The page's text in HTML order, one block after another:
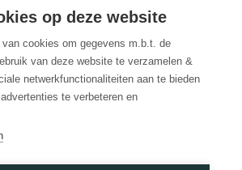
op deze website
cookies om gegevens m.b.t. de
van deze website te verzamelen &
netwerkfunctionaliteiten aan te bieden
te verbeteren en